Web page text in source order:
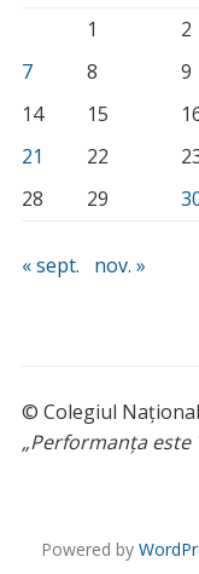
1
2
7
8 9
14
15
21
22
28
29
« sept. nov. »
© Colegiul Național
„Performanța este
Powered by